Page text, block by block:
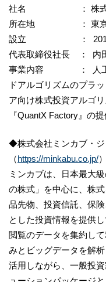
社名 ： 株式会
所在地 ： 東京都
設立 ： 2016年
代表取締役社長 ： 内
事業内容 ： 人工知
ドアルゴリズムのプラ
ア向け株式投資アルゴ
『QuantX Factory』の
◆株式会社ミンカブ・ジ
（https://minkabu.co.jp/）
ミンカブは、日本最大
の株式」を中心に、株
品先物、投資信託、保
とした投資情報を提供
閲覧のデータを集約し
みとビッグデータを解
活用しながら、一般投